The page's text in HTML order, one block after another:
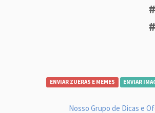
ENVIAR ZUERAS E MEMES ENVIAR
Nosso Grupo de Dicas e